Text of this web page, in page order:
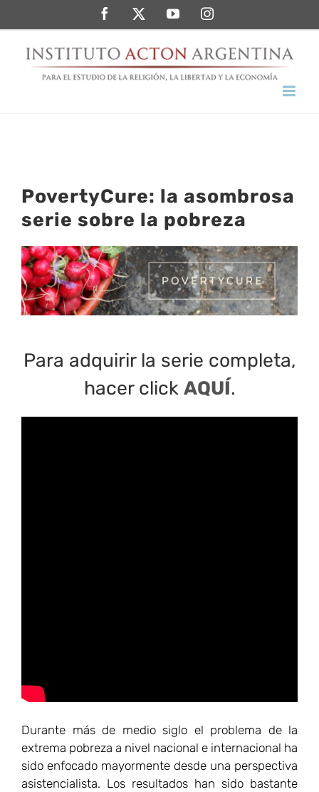
al
contenido
FacebookTwitterYouTubeInstagram
PovertyCure: la asombrosa
serie sobre la pobreza
Ver
imagen
más
grande
Para adquirir la serie completa,
hacer click AQUÍ.
Durante más de medio siglo el problema de la
extrema pobreza a nivel nacional e internacional ha
sido enfocado mayormente desde una perspectiva
asistencialista. Los resultados han sido bastante